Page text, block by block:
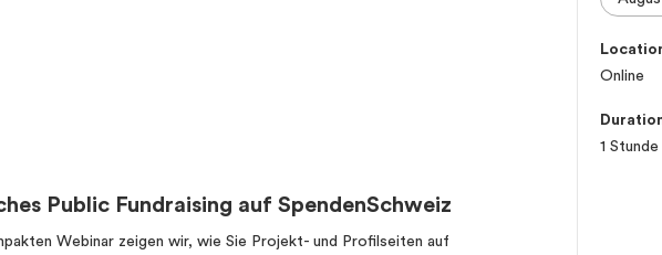
Public Fundraising auf SpendenSchweiz
Webinar zeigen wir, wie Sie Projekt- und Profilseiten auf
Online
1 Stunde